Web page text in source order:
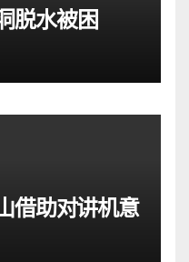
脱水被困
借助对讲机意